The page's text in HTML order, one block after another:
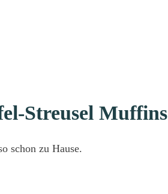
Streusel Muffins
schon zu Hause.